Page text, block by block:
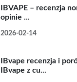
IBVAPE – recenzja
opinie ...
2026-02-14
IBvape recenzja i
IBvape z cu...